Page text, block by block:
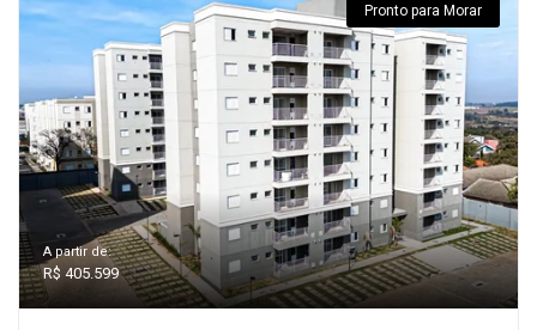
Pronto para Morar
A partir de:
R$ 405.599